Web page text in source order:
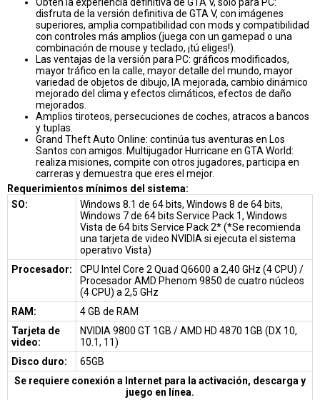
Obtén la experiencia definitiva de GTA V, solo para PC:
disfruta de la versión definitiva de GTA V, con imágenes
superiores, amplia compatibilidad con mods y compatibilidad
con controles más amplios (juega con un gamepad o una
combinación de mouse y teclado, ¡tú eliges!).
Las ventajas de la versión para PC: gráficos modificados,
mayor tráfico en la calle, mayor detalle del mundo, mayor
variedad de objetos de dibujo, IA mejorada, cambio dinámico
mejorado del clima y efectos climáticos, efectos de daño
mejorados.
Amplios tiroteos, persecuciones de coches, atracos a bancos
y tuplas.
Grand Theft Auto Online: continúa tus aventuras en Los
Santos con amigos. Multijugador Hurricane en GTA World:
realiza misiones, compite con otros jugadores, participa en
carreras y demuestra que eres el mejor.
Requerimientos mínimos del sistema:
SO:
Windows 8.1 de 64 bits, Windows 8 de 64 bits,
Windows 7 de 64 bits Service Pack 1, Windows
Vista de 64 bits Service Pack 2* (*Se recomienda
una tarjeta de video NVIDIA si ejecuta el sistema
operativo Vista)
Procesador:
CPU Intel Core 2 Quad Q6600 a 2,40 GHz (4 CPU) /
Procesador AMD Phenom 9850 de cuatro núcleos
(4 CPU) a 2,5 GHz
RAM:
4 GB de RAM
Tarjeta de
video:
NVIDIA 9800 GT 1GB / AMD HD 4870 1GB (DX 10,
10.1, 11)
Disco duro:
65GB
Se requiere conexión a Internet para la activación, descarga y
juego en línea.